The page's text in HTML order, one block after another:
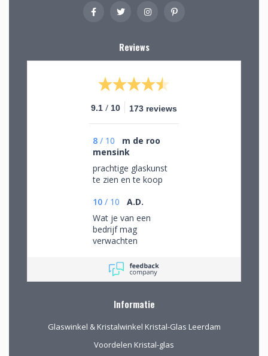
Reviews
9.1 / 10 173 reviews
8 / 10
m de roo
mensink
prachtige glaskunst
te zien en te koop
10 / 10
A.D.
Wat je van een
bedrijf mag
verwachten
Informatie
Glaswinkel & Kristalwinkel Kristal-Glas Leerdam
Voordelen Kristal-glas